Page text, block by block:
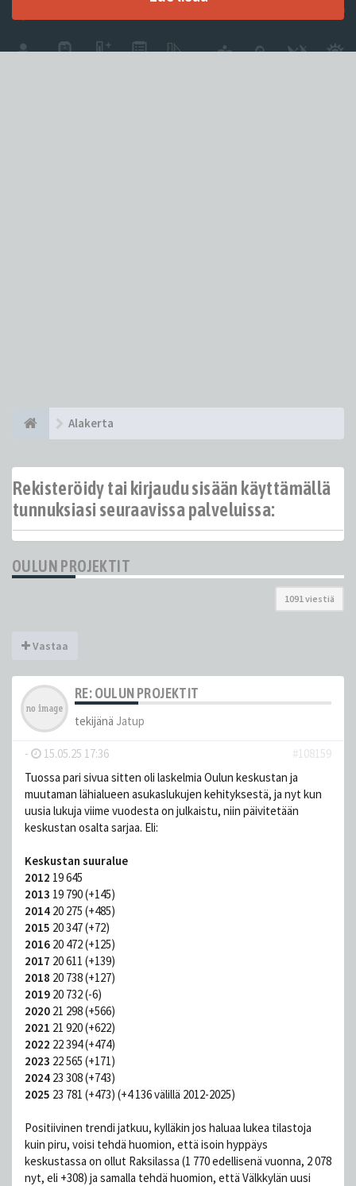
Alakerta
Rekisteröidy tai kirjaudu sisään käyttämällä
tunnuksiasi seuraavissa palveluissa:
OULUN PROJEKTIT
1091 viestiä
Vastaa
RE: OULUN PROJEKTIT
tekijänä Jatup
- 15.05.25 17:36
#108159
Tuossa pari sivua sitten oli laskelmia Oulun keskustan ja
muutaman lähialueen asukaslukujen kehityksestä, ja nyt kun
uusia lukuja viime vuodesta on julkaistu, niin päivitetään
keskustan osalta sarjaa. Eli:
Keskustan suuralue
2012 19 645
2013 19 790 (+145)
2014 20 275 (+485)
2015 20 347 (+72)
2016 20 472 (+125)
2017 20 611 (+139)
2018 20 738 (+127)
2019 20 732 (-6)
2020 21 298 (+566)
2021 21 920 (+622)
2022 22 394 (+474)
2023 22 565 (+171)
2024 23 308 (+743)
2025 23 781 (+473) (+4 136 välillä 2012-2025)
Positiivinen trendi jatkuu, kylläkin jos haluaa lukea tilastoja
kuin piru, voisi tehdä huomion, että isoin hyppäys
keskustassa on ollut Raksilassa (1 770 edellisenä vuonna, 2 078
nyt, eli +308) ja samalla tehdä huomion, että Välkkylän uusi